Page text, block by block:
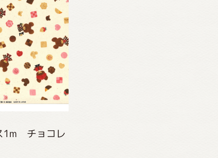
1m チョコレ